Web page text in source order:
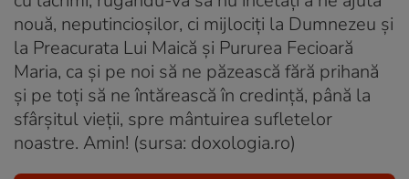
nouă, neputincioşilor, ci mijlociţi la Dumnezeu şi
la Preacurata Lui Maică şi Pururea Fecioară
Maria, ca şi pe noi să ne păzească fără prihană
şi pe toţi să ne întărească în credinţă, până la
sfârşitul vieţii, spre mântuirea sufletelor
noastre. Amin! (sursa: doxologia.ro)